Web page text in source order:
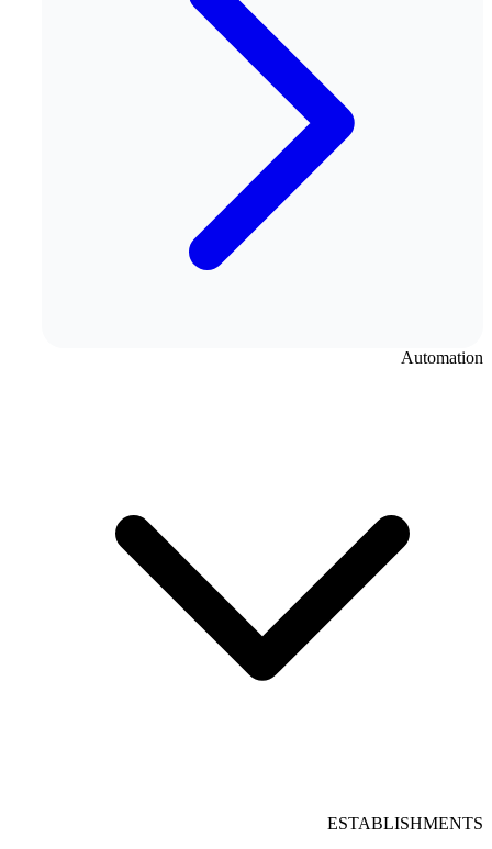
Automation
ESTABLISHMENTS